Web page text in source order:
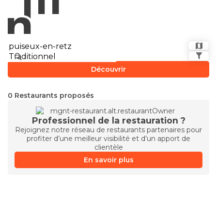
Découvrir
0 Restaurants proposés
Professionnel de la restauration ?
Rejoignez notre réseau de restaurants partenaires pour
profiter d’une meilleur visibilité et d’un apport de
clientèle
En savoir plus